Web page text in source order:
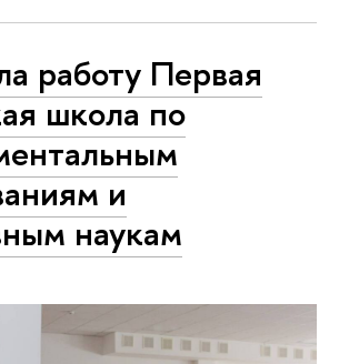
работу Первая
школа по
и
наукам